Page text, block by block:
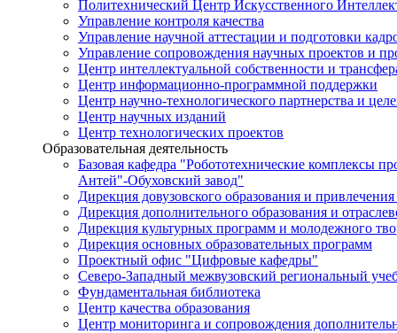
Политехнический Центр Искусственного
Управление контроля качества
Управление научной аттестации и подготовки
Управление сопровождения научных проектов и
Центр интеллектуальной собственности и
Центр информационно-программной поддержки
Центр научно-технологического партнерства и
Центр научных изданий
Центр технологических проектов
Образовательная деятельность
Базовая кафедра "Робототехнические комплексы
Антей"-Обуховский завод"
Дирекция довузовского образования и привлечения
Дирекция дополнительного образования и
Дирекция культурных программ и молодежного
Дирекция основных образовательных программ
Проектный офис "Цифровые кафедры"
Северо-Западный межвузовский региональный
Фундаментальная библиотека
Центр качества образования
Центр мониторинга и сопровождения